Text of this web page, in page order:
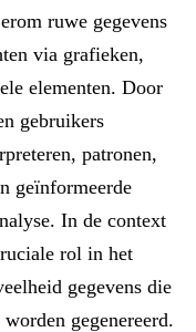
ruwe gegevens
via grafieken,
elementen. Door
gebruikers
patronen,
geïnformeerde
In de context
rol in het
gegevens die
gegenereerd.